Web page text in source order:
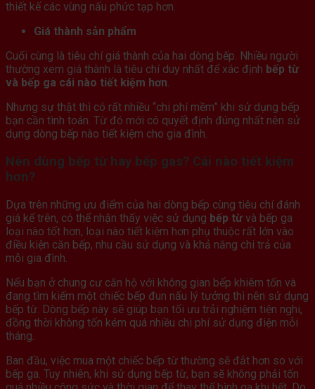
thiết kế các vùng nấu phức tạp hơn.
Giá thành sản phẩm
Cuối cùng là tiêu chí giá thành của hai dòng bếp. Nhiều người
thường xem giá thành là tiêu chí duy nhất để xác định bếp từ
và bếp ga cái nào tiết kiệm hơn.
Nhưng sự thật thì có rất nhiều “chi phí mềm” khi sử dụng bếp
bạn cần tình toán. Từ đó mới có quyết định đúng nhất nên sử
dụng dòng bếp nào tiết kiệm cho gia đình.
Nên dùng bếp từ hay bếp gas? Cái nào tiết kiệm
hơn?
Dựa trên những ưu điểm của hai dòng bếp cùng tiêu chí đánh
giá kể trên, có thể nhận thấy việc sử dụng bếp từ và bếp ga
loại nào tốt hơn, loại nào tiết kiệm hơn phụ thuộc rất lớn vào
điều kiện căn bếp, nhu cầu sử dụng và khả năng chi trả của
mỗi gia đình.
Nếu bạn ở chung cư căn hộ với không gian bếp khiêm tốn và
đang tìm kiếm một chiếc bếp đun nấu lý tưởng thì nên sử dụng
bếp từ. Dòng bếp này sẽ giúp bạn tối ưu trải nghiệm tiện nghi,
đồng thời không tốn kém quá nhiều chi phí sử dụng điện mỗi
tháng.
Ban đầu, việc mua một chiếc bếp từ thường sẽ đắt hơn so với
bếp ga. Tuy nhiên, khi sử dụng bếp từ, bạn sẽ không phải tốn